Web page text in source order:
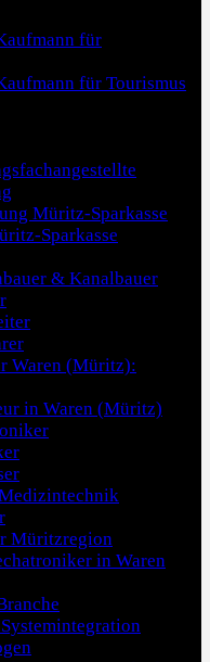
für
für Tourismus
Müritz-Sparkasse
Sparkasse
& Kanalbauer
Waren (Müritz):
in Waren (Müritz)
Müritzregion
in Waren